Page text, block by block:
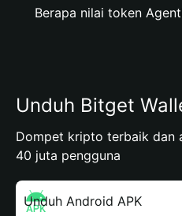
Berapa nilai token
Unduh Bitget
Dompet kripto terbaik dan
40 juta pengguna
Unduh Android APK